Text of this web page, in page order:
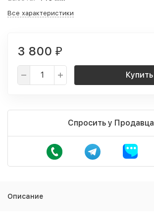
Все характеристики
3 800 ₽
Купить
Спросить у Продавца
Описание